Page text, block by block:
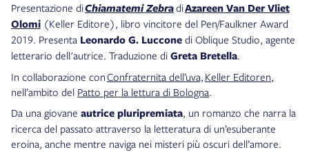
Presentazione diChiamatemi ZebradiAzareen Van Der Vliet
Olomi (Keller Editore), libro vincitore del Pen/Faulkner Award
2019. Presenta Leonardo G. Luccone di Oblique Studio, agente
letterario dell'autrice. Traduzione di Greta Bretella.
In collaborazione conConfraternita dell’uva, Keller Editoren,
nell’ambito del Patto per la lettura di Bologna.
Da una giovane autrice pluripremiata, un romanzo che narra la
ricerca del passato attraverso la letteratura di un’esuberante
eroina, anche mentre naviga nei misteri più oscuri dell’amore.